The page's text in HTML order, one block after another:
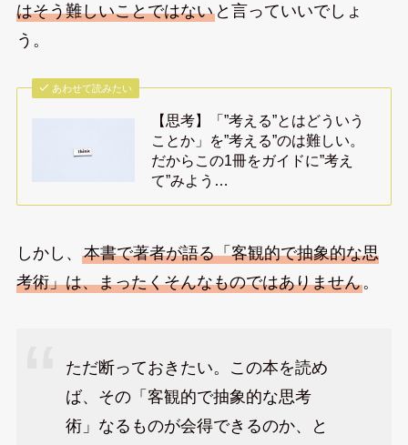
はそう難しいことではないと言っていいでしょ
う。
あわせて読みたい
【思考】「”考える”とはどういう
ことか」を”考える”のは難しい。
だからこの1冊をガイドに”考え
て”みよう…
しかし、 本書で著者が語る「客観的で抽象的な思
考術」は、まったくそんなものではありません。
ただ断っておきたい。この本を読め
ば、その「客観的で抽象的な思考
術」なるものが会得できるのか、と